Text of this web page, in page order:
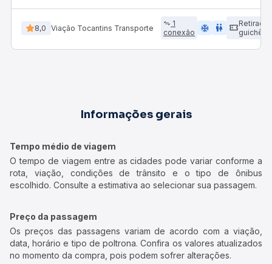
8,0 Viação Tocantins Transporte
1
conexão
ac_unit wc
Retirada
guichê
Informações gerais
Tempo médio de viagem
O tempo de viagem entre as cidades pode variar conforme a
rota, viação, condições de trânsito e o tipo de ônibus
escolhido. Consulte a estimativa ao selecionar sua passagem.
Preço da passagem
Os preços das passagens variam de acordo com a viação,
data, horário e tipo de poltrona. Confira os valores atualizados
no momento da compra, pois podem sofrer alterações.